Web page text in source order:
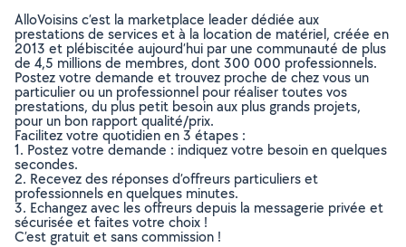
AlloVoisins c’est la marketplace leader dédiée aux
prestations de services et à la location de matériel, créée en
2013 et plébiscitée aujourd’hui par une communauté de plus
de 4,5 millions de membres, dont 300 000 professionnels.
Postez votre demande et trouvez proche de chez vous un
particulier ou un professionnel pour réaliser toutes vos
prestations, du plus petit besoin aux plus grands projets,
pour un bon rapport qualité/prix.
Facilitez votre quotidien en 3 étapes :
1. Postez votre demande : indiquez votre besoin en quelques
secondes.
2. Recevez des réponses d’offreurs particuliers et
professionnels en quelques minutes.
3. Echangez avec les offreurs depuis la messagerie privée et
sécurisée et faites votre choix !
C’est gratuit et sans commission !